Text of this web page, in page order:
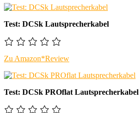
Test: DCSk Lautsprecherkabel
Zu Amazon*Review
Test: DCSk PROflat Lautsprecherkabel